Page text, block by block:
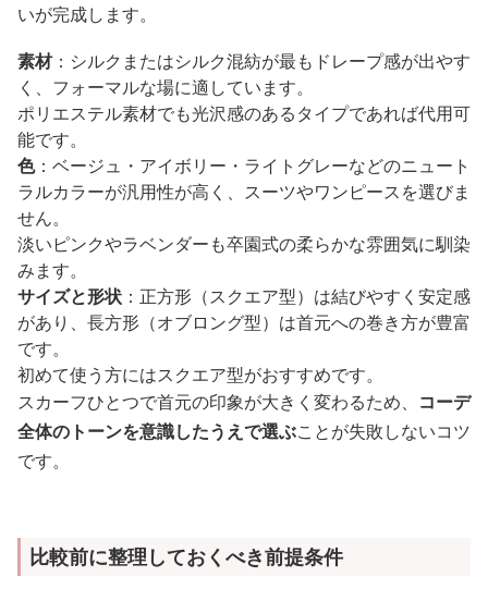
いが完成します。
素材：シルクまたはシルク混紡が最もドレープ感が出やす
く、フォーマルな場に適しています。
ポリエステル素材でも光沢感のあるタイプであれば代用可
能です。
色：ベージュ・アイボリー・ライトグレーなどのニュート
ラルカラーが汎用性が高く、スーツやワンピースを選びま
せん。
淡いピンクやラベンダーも卒園式の柔らかな雰囲気に馴染
みます。
サイズと形状 ：正方形（スクエア型）は結びやすく安定感
があり、長方形（オブロング型）は首元への巻き方が豊富
です。
初めて使う方にはスクエア型がおすすめです。
スカーフひとつで首元の印象が大きく変わるため、 コーデ
全体のトーンを意識したうえで選ぶことが失敗しないコツ
です。
比較前に整理しておくべき前提条件